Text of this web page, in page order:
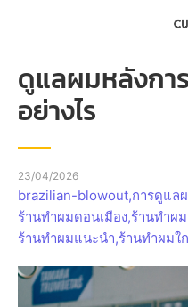
ดูแลผมหลังกา
อย่างไร
23/04/2026
brazilian-blowout,การดูแล
ร้านทำผมดอนเมือง,ร้านทำผ
ร้านทำผมแนะนำ,ร้านทำผมใ